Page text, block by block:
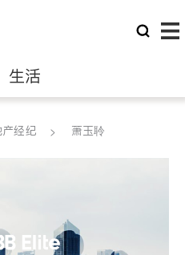
生活
律师
经纪 萧玉聆